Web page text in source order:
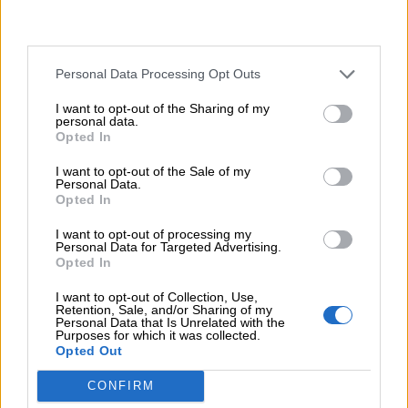
If you wish to opt-out of the sale, sharing to third parties, or
Personal Data Processing Opt Outs
I want to opt-out of the Sharing of my
personal data.
Opted In
I want to opt-out of the Sale of my
Personal Data.
Opted In
I want to opt-out of processing my
Personal Data for Targeted Advertising.
Opted In
I want to opt-out of Collection, Use,
Retention, Sale, and/or Sharing of my
Personal Data that Is Unrelated with the
Purposes for which it was collected.
Opted Out
CONFIRM
Contatti
Privacy
policy
degli altri.
Cos’è il successo? Lasciare il mondo un
Waldo Emerson)
C’è davvero poco successo là dove
mancano le risate.(Andrew Carnegie)
Ci sono tre qualità che ogni individuo deve
pazienza di un monaco, il coraggio di un
guerriero, l’immaginazione di un bambino.
(Sharad Vivek Sagar)
Dietro ogni impresa di successo c’è
qualcuno che ha preso una decisione
coraggiosa.(Peter Drucker)
Non giudicare ogni giorno dal raccolto che